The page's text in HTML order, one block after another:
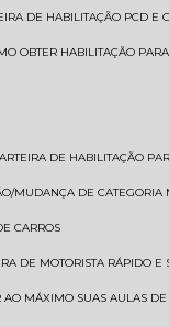
DE HABILITAÇÃO PCD E
OBTER HABILITAÇÃO
DE HABILITAÇÃO
MUDANÇA DE
CARROS
DE MOTORISTA RÁPIDO
AO MÁXIMO SUAS AULAS